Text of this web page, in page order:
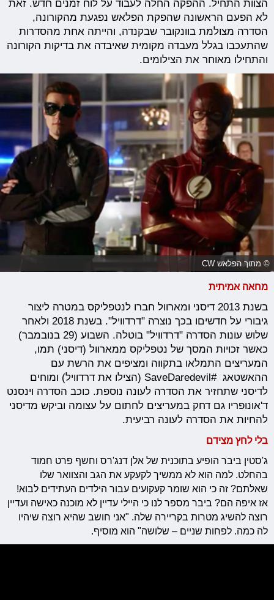
הצוות התחיל. ההפקה החלה לעבוד על לוח זמנים חדש. זאת
לא הפעם הראשונה שהפקת הפלאש נפגעת מהקורונה,
הסדרה מצולמת בוונקובר שבקנדה, והייתה אחת מהסדרות
שהתעכבו בגלל מעבדה מקומית שאיבדה את בדיקות הקורונה
והתחילו מאוחר את הצילומים.
© מתוך הפלאש CW
מחאה אמיתית
בשנת 2013 דיסני ומארוול חברו לנטפליקס במטרה ליצור
גיבורי על חדשיםו בכך נוצרה "דרדוויל". בשנת 2018 ולאחר
שלוש עונות הסדרה "דרדוויל" בוטלה. השבוע (29 בנובמבר)
כאשר זכויות המסך של נטפליקס ממארוול (דיסני) תמו,
המעריצים התמלאו בתקווה ומציפים את הרשת עם
ההאשטאג #SaveDaredevil (הצילו את דרדוויל) ומוחים
לדיסני שתחזיר את הסדרה לעונה נוספת. כוכב הסדרה וינסנט
ד'אונופריו גם דחק במעריצים לחתום על עצומה וביקש מדיסני
להחיות את הסדרה לעונה רביעית.
בלי לחץ מצידם
ג'סטין ביבר הופיע בתוכנית של אלן דנג'רס וחשף פרט חמוד
בהחלט. למה הוא לא ממשיך לקעקע את הגב והצוואר שלו
שאלתם? זה כי הוא שומר קעקועים עבור הילדים העתידים לבוא!
אז איפה הם? ביבר מספר לנו כי היילי עדיין לא מוכנה כאישה ועדיין
רוצה להשיג מטרות בקריירה שלה. "אני חושב שהיא רוצה שיהיו
לה כמה. לפחות שניים – שלושה" הוא מוסיף.